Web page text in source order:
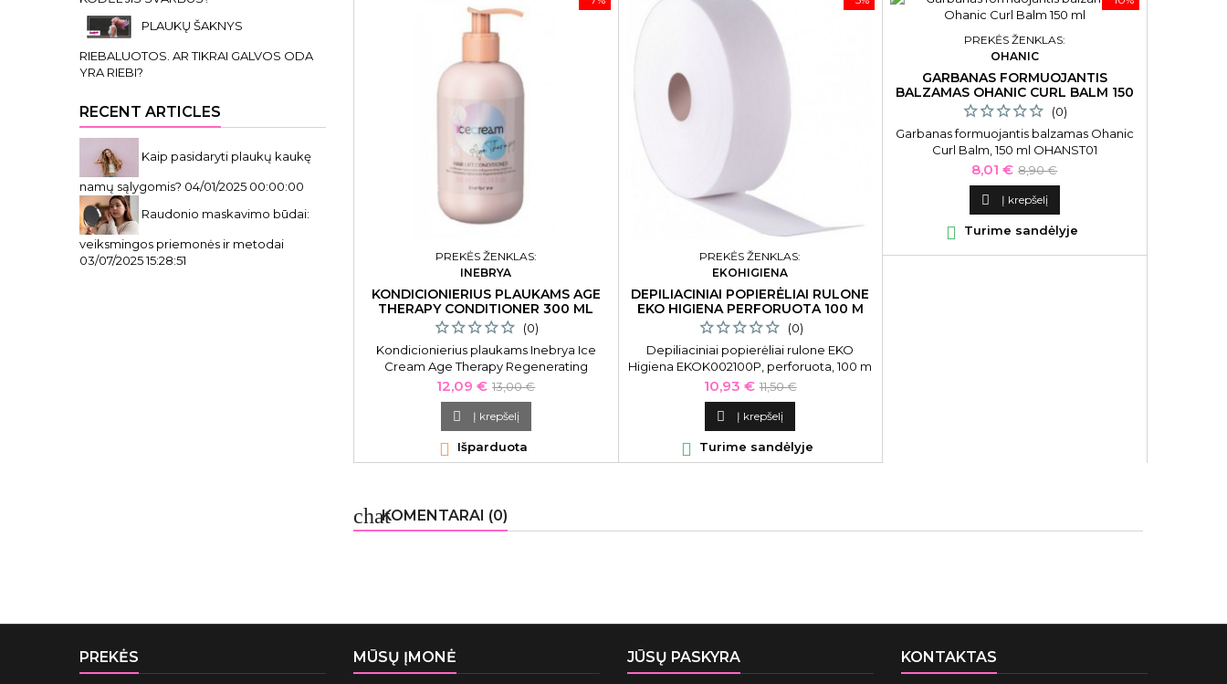
PLAUKŲ ŠAKNYS
RIEBALUOTOS. AR TIKRAI GALVOS ODA
YRA RIEBI?
RECENT ARTICLES
Kaip pasidaryti plaukų kaukę
namų sąlygomis? 04/01/2025 00:00:00
Raudonio maskavimo būdai:
veiksmingos priemonės ir metodai
03/07/2025 15:28:51
PREKĖS ŽENKLAS:
INEBRYA
KONDICIONIERIUS PLAUKAMS AGE
THERAPY CONDITIONER 300 ML
(0)
Kondicionierius plaukams Inebrya Ice
Cream Age Therapy Regenerating
Conditioner ICE26341, 300 ml
Kaina
12,09 € Bazinė
kaina
13,00 €
 Į krepšelį
 Išparduota
PREKĖS ŽENKLAS:
EKOHIGIENA
DEPILIACINIAI POPIERĖLIAI RULONE
EKO HIGIENA PERFORUOTA 100 M
(0)
Depiliaciniai popierėliai rulone EKO
Higiena EKOK002100P, perforuota, 100 m
rulonas
Kaina
10,93 € Bazinė
kaina
11,50 €
 Į krepšelį
 Turime sandėlyje
PREKĖS ŽENKLAS:
OHANIC
GARBANAS FORMUOJANTIS
BALZAMAS OHANIC CURL BALM 150
ML
(0)
Garbanas formuojantis balzamas Ohanic
Curl Balm, 150 ml OHANST01
Kaina
8,01 € Bazinė
kaina
8,90 €
 Į krepšelį
 Turime sandėlyje
chatKOMENTARAI (0)
PREKĖS MŪSŲ ĮMONĖ JŪSŲ PASKYRA KONTAKTAS